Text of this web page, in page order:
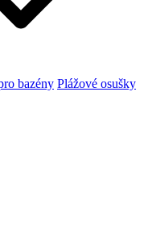
bazény Plážové osušky